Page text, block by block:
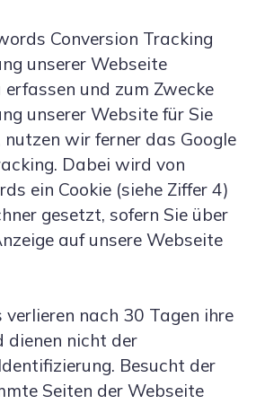
Conversion Tracking
unserer Webseite
und zum Zwecke
unserer Website für Sie
wir ferner das Google
Dabei wird von
ein Cookie (siehe Ziffer 4)
gesetzt, sofern Sie über
auf unsere Webseite
verlieren nach 30 Tagen ihre
dienen nicht der
Besucht der
Seiten der Webseite